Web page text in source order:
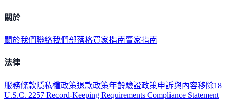
關於
關於我們聯絡我們部落格買家指南賣家指南
法律
服務條款隱私權政策退款政策年齡驗證政策申訴與內容移除18
U.S.C. 2257 Record-Keeping Requirements Compliance Statement